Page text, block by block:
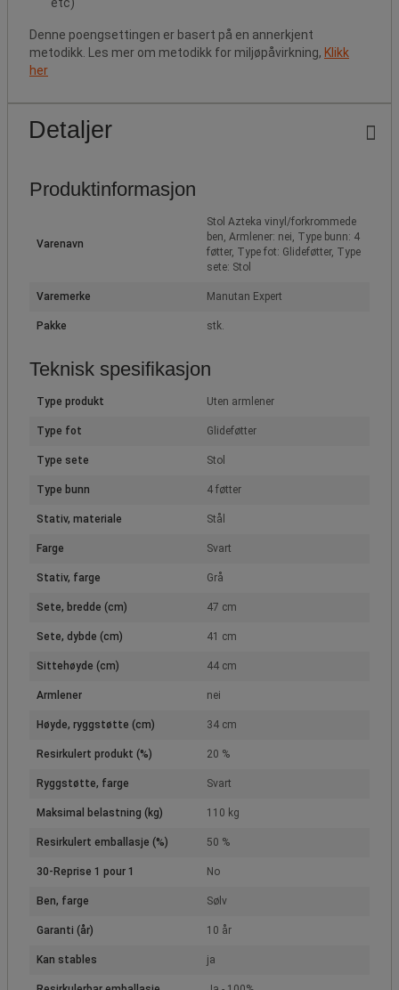
etc)
Denne poengsettingen er basert på en annerkjent
metodikk. Les mer om metodikk for miljøpåvirkning, Klikk
her
Detaljer
Produktinformasjon
Varenavn
Stol Azteka vinyl/forkrommede
ben, Armlener: nei, Type bunn: 4
føtter, Type fot: Glideføtter, Type
sete: Stol
Varemerke Manutan Expert
Pakke stk.
Teknisk spesifikasjon
Type produkt Uten armlener
Type fot Glideføtter
Type sete Stol
Type bunn 4 føtter
Stativ, materiale Stål
Farge Svart
Stativ, farge Grå
Sete, bredde (cm) 47 cm
Sete, dybde (cm) 41 cm
Sittehøyde (cm) 44 cm
Armlener nei
Høyde, ryggstøtte (cm) 34 cm
Resirkulert produkt (%) 20 %
Ryggstøtte, farge Svart
Maksimal belastning (kg) 110 kg
Resirkulert emballasje (%) 50 %
30-Reprise 1 pour 1 No
Ben, farge Sølv
Garanti (år) 10 år
Kan stables ja